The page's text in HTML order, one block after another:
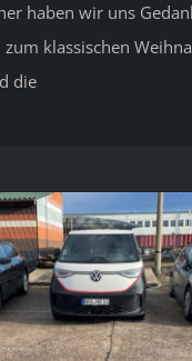
haben wir uns
klassischen
die